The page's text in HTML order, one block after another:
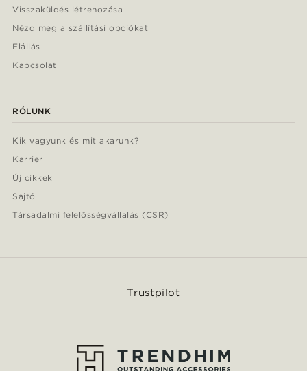
Visszaküldés létrehozása
Nézd meg a szállítási opciókat
Elállás
Kapcsolat
RÓLUNK
Kik vagyunk és mit akarunk?
Karrier
Új cikkek
Sajtó
Társadalmi felelősségvállalás (CSR)
Trustpilot